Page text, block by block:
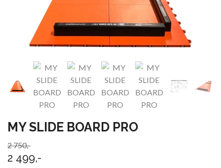
MY SLIDE BOARD PRO
2 750,-
2 499,-